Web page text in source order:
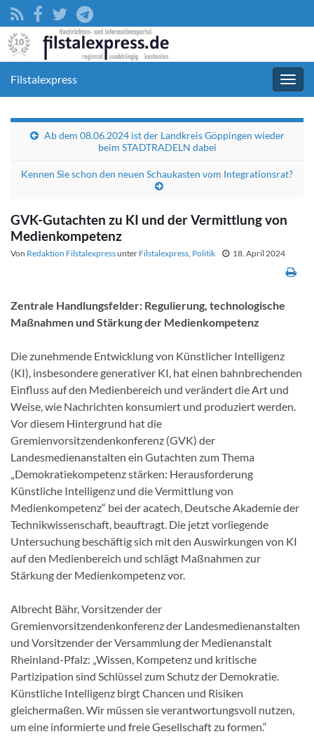
Filstalexpress
Ab dem 08.06.2024 ist der Landkreis Göppingen wieder
beim STADTRADELN dabei
Kennen Sie schon den neuen Schaukasten vom Integrationsrat?
GVK-Gutachten zu KI und der Vermittlung von
Medienkompetenz
Von Redaktion Filstalexpressunter Filstalexpress, Politik 18. April 2024
Zentrale Handlungsfelder: Regulierung, technologische
Maßnahmen und Stärkung der Medienkompetenz
Die zunehmende Entwicklung von Künstlicher Intelligenz
(KI), insbesondere generativer KI, hat einen bahnbrechenden
Einfluss auf den Medienbereich und verändert die Art und
Weise, wie Nachrichten konsumiert und produziert werden.
Vor diesem Hintergrund hat die
Gremienvorsitzendenkonferenz (GVK) der
Landesmedienanstalten ein Gutachten zum Thema
„Demokratiekompetenz stärken: Herausforderung
Künstliche Intelligenz und die Vermittlung von
Medienkompetenz“ bei der acatech, Deutsche Akademie der
Technikwissenschaft, beauftragt. Die jetzt vorliegende
Untersuchung beschäftig sich mit den Auswirkungen von KI
auf den Medienbereich und schlägt Maßnahmen zur
Stärkung der Medienkompetenz vor.
Albrecht Bähr, Vorsitzender der
Gremienvorsitzendenkonferenz der Landesmedienanstalten
und Vorsitzender der Versammlung der Medienanstalt
Rheinland-Pfalz: „Wissen, Kompetenz und kritische
Partizipation sind Schlüssel zum Schutz der Demokratie.
Künstliche Intelligenz birgt Chancen und Risiken
gleichermaßen. Wir müssen sie verantwortungsvoll nutzen,
um eine informierte und freie Gesellschaft zu formen.“